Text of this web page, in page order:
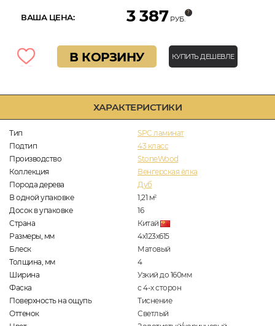
ХАРАКТЕРИСТИКИ
Тип
SPC ламинат
Подтип
43 класс
Производство
StoneWood
Коллекция
Венгерская ёлка
Порода дерева
Дуб
В одной упаковке
1,21 м2
Досок в упаковке
16
Страна
Китай
Размеры, мм
4х123х615
Блеск
Матовый
Толщина, мм
4
Ширина
Узкий до 160мм
Фаска
с 4-х сторон
Поверхность на ощупь
Тиснение
Оттенок
Светлый
ВАША ЦЕНА: 3 387 РУБ.
В КОРЗИНУ КУПИТЬ ДЕШЕВЛЕ